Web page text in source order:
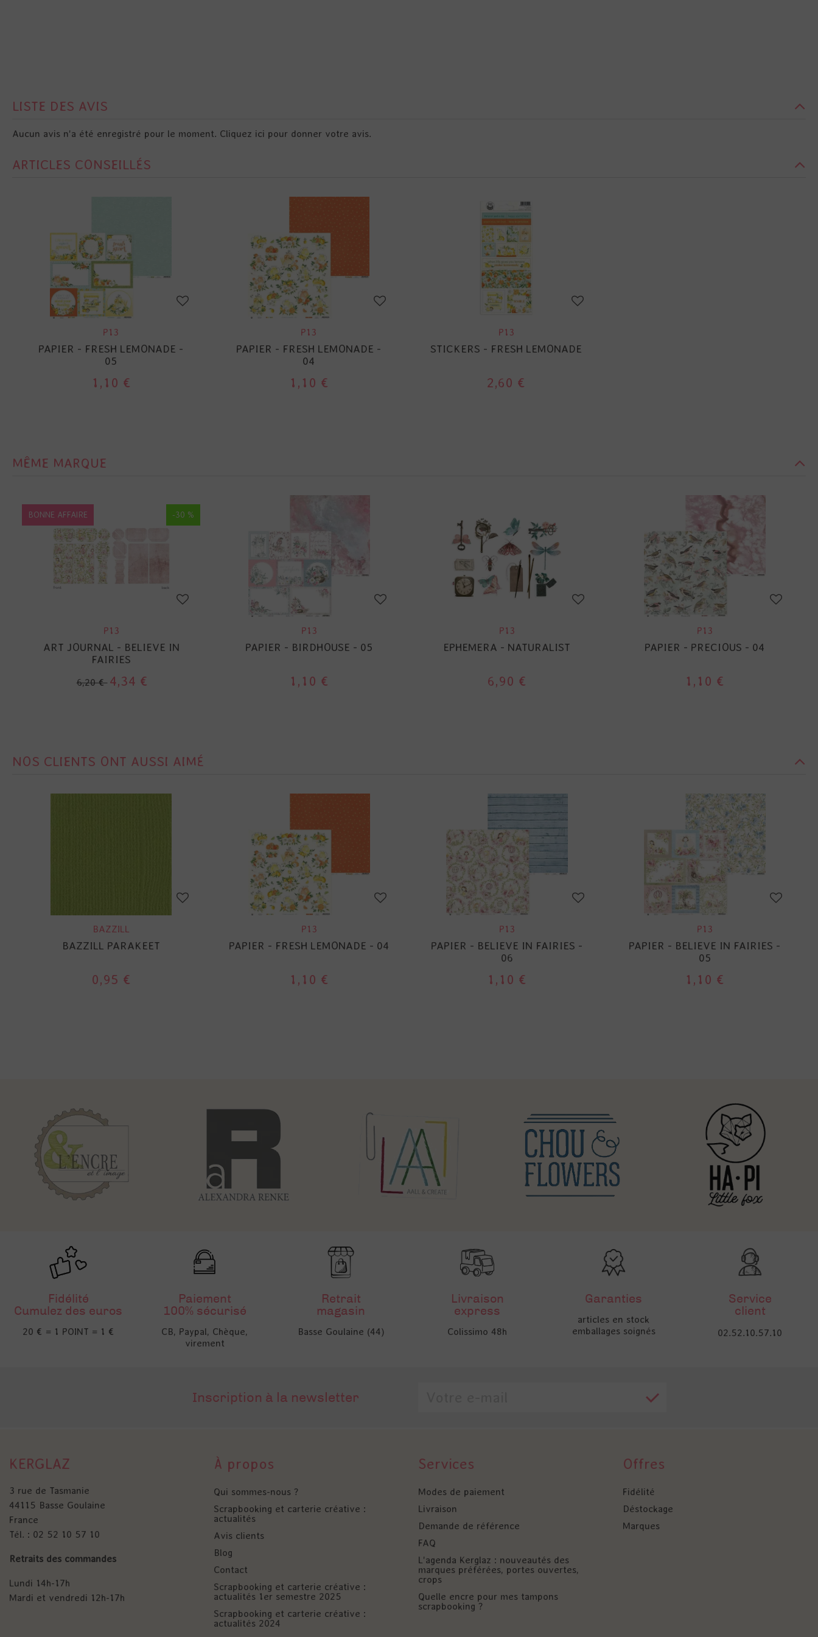
LISTE DES AVIS
Aucun avis n'a été enregistré pour le moment. Cliquez ici pour donner votre avis.
ARTICLES CONSEILLÉS
P13
PAPIER - FRESH LEMONADE -
05
1,10 €
P13
PAPIER - FRESH LEMONADE -
04
1,10 €
P13
STICKERS - FRESH LEMONADE
2,60 €
MÊME MARQUE
BONNE AFFAIRE -30 %
P13
ART JOURNAL - BELIEVE IN
FAIRIES
6,20 € 4,34 €
P13
PAPIER - BIRDHOUSE - 05
1,10 €
P13
EPHEMERA - NATURALIST
6,90 €
P13
PAPIER - PRECIOUS - 04
1,10 €
NOS CLIENTS ONT AUSSI AIMÉ
BAZZILL
BAZZILL PARAKEET
0,95 €
P13
PAPIER - FRESH LEMONADE - 04
1,10 €
P13
PAPIER - BELIEVE IN FAIRIES -
06
1,10 €
P13
PAPIER - BELIEVE IN FAIRIES -
05
1,10 €
Fidélité
Cumulez des euros
20 € = 1 POINT = 1 €
Paiement
100% sécurisé
CB, Paypal, Chèque,
virement
Retrait
magasin
Basse Goulaine (44)
Livraison
express
Colissimo 48h
Garanties
articles en stock
emballages soignés
Service
client
02.52.10.57.10
Inscription à la newsletter
KERGLAZ
3 rue de Tasmanie
44115 Basse Goulaine
France
Tél. : 02 52 10 57 10
Retraits des commandes
Lundi 14h-17h
Mardi et vendredi 12h-17h
À propos
Qui sommes-nous ?
Scrapbooking et carterie créative :
actualités
Avis clients
Blog
Contact
Scrapbooking et carterie créative :
actualités 1er semestre 2025
Scrapbooking et carterie créative :
actualités 2024
Services
Modes de paiement
Livraison
Demande de référence
FAQ
L'agenda Kerglaz : nouveautés des
marques préférées, portes ouvertes,
crops
Quelle encre pour mes tampons
scrapbooking ?
Offres
Fidélité
Déstockage
Marques